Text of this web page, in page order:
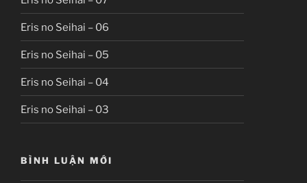
Eris no Seihai – 06
Eris no Seihai – 05
Eris no Seihai – 04
Eris no Seihai – 03
BÌNH LUẬN MỚI